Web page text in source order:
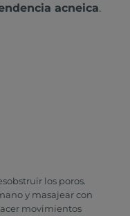
acneica.
los poros.
y masajear con
movimientos